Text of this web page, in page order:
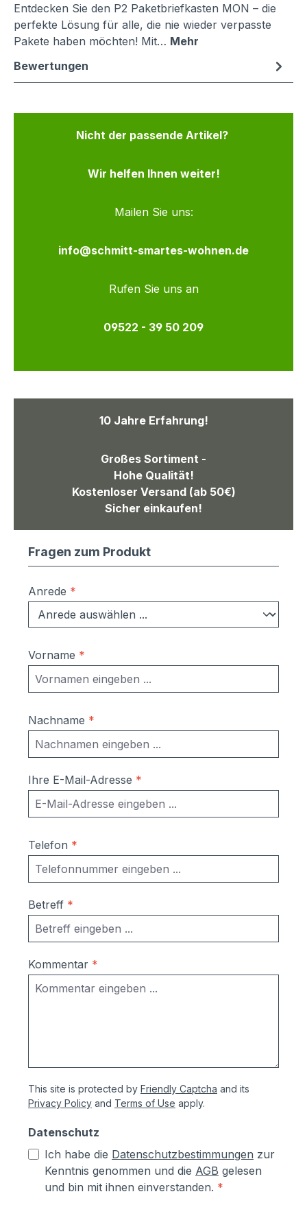
Entdecken Sie den P2 Paketbriefkasten MON – die
perfekte Lösung für alle, die nie wieder verpasste
Pakete haben möchten! Mit… Mehr
Bewertungen
Nicht der passende Artikel?
Wir helfen Ihnen weiter!
Mailen Sie uns:
info@schmitt-smartes-wohnen.de
Rufen Sie uns an
09522 - 39 50 209
10 Jahre Erfahrung!
Großes Sortiment -
Hohe Qualität!
Kostenloser Versand (ab 50€)
Sicher einkaufen!
Fragen zum Produkt
Anrede *
Vorname *
Nachname *
Ihre E-Mail-Adresse *
Telefon *
Betreff *
Kommentar *
This site is protected by Friendly Captcha and its
Privacy Policy and Terms of Use apply.
Datenschutz
Ich habe die Datenschutzbestimmungen zur
Kenntnis genommen und die AGB gelesen
und bin mit ihnen einverstanden. *